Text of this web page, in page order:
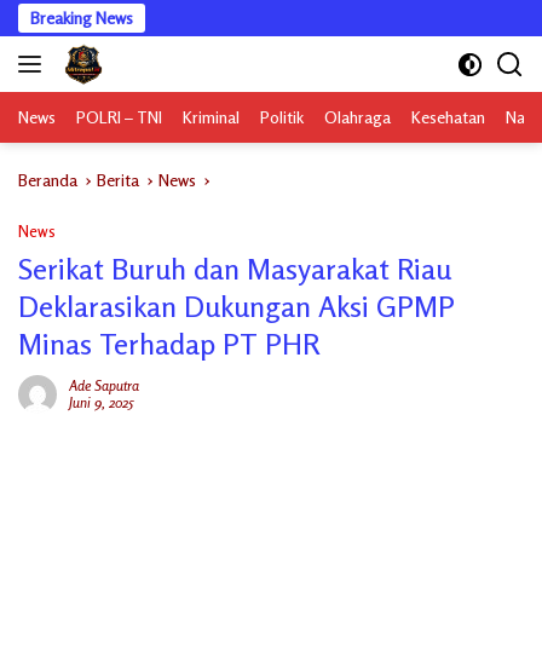
Langsung
ke
konten
Breaking News
News POLRI – TNI Kriminal Politik Olahraga Kesehatan
Beranda Berita News
News
Serikat Buruh dan Masyarakat Riau
Deklarasikan Dukungan Aksi GPMP
Minas Terhadap PT PHR
Ade Saputra
Juni 9, 2025